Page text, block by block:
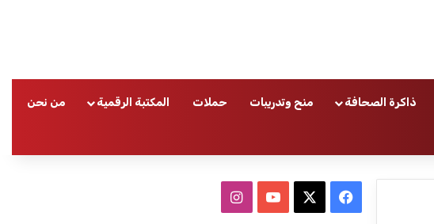
ذاكرة الصحافة منح وتدريبات حملات المكتبة الرقمية من نحن
ا